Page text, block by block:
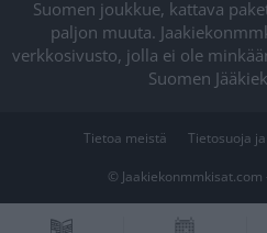
Suomen joukkue, kattava
paljon muuta.
verkkosivusto, jolla ei ole
Suomen
Tietoa meistä Tietosuoja
©